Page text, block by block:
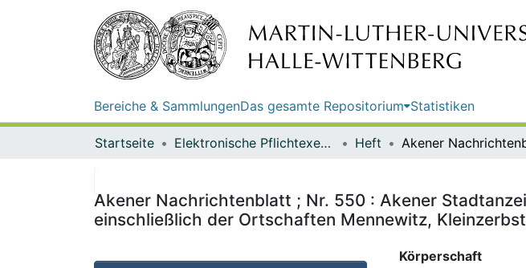
Bereiche & SammlungenDas gesamte Repositorium Statistiken
Startseite Elektronische Pflichtexemplare Heft
Akener Nachrichtenblatt ; Nr. 550 : Akener
einschließlich der Ortschaften Mennewitz,
Körperschaft